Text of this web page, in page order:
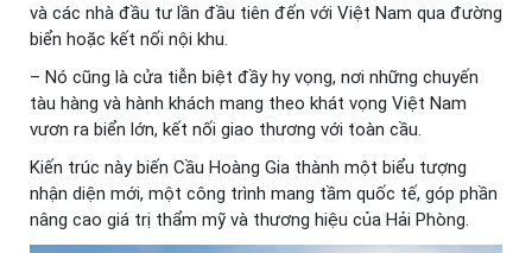
và các nhà đầu tư lần đầu tiên đến với Việt Nam qua đường
biển hoặc kết nối nội khu.
– Nó cũng là cửa tiễn biệt đầy hy vọng, nơi những chuyến
tàu hàng và hành khách mang theo khát vọng Việt Nam
vươn ra biển lớn, kết nối giao thương với toàn cầu.
Kiến trúc này biến Cầu Hoàng Gia thành một biểu tượng
nhận diện mới, một công trình mang tầm quốc tế, góp phần
nâng cao giá trị thẩm mỹ và thương hiệu của Hải Phòng.